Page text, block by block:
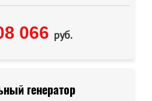
066 руб.
генератор